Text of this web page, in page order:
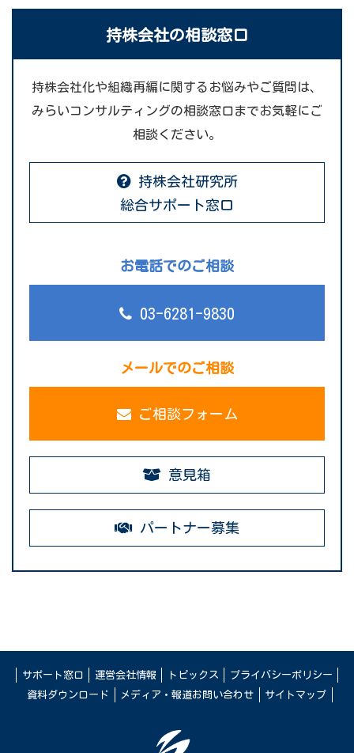
持株会社の相談窓口
持株会社化や組織再編に関するお悩みやご質問は、
みらいコンサルティングの相談窓口までお気軽にご
相談ください。
持株会社研究所
総合サポート窓口
お電話でのご相談
03-6281-9830
メールでのご相談
ご相談フォーム
意見箱
パートナー募集
サポート窓口 運営会社情報 トピックス
プライバシーポリシー
資料ダウンロード
メディア・報道お問い合わせ サイトマップ